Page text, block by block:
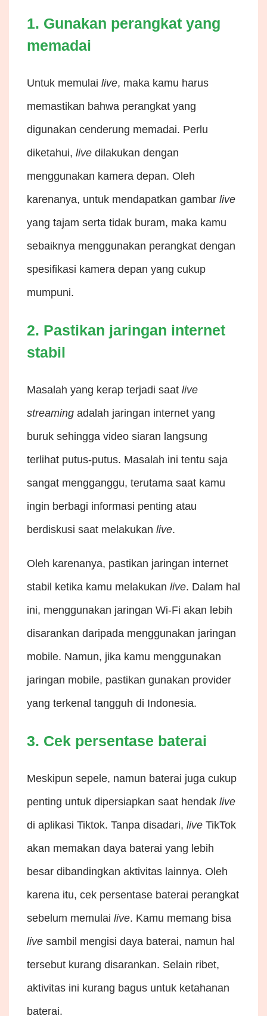
1. Gunakan perangkat yang
memadai
Untuk memulai live, maka kamu harus
memastikan bahwa perangkat yang
digunakan cenderung memadai. Perlu
diketahui, live dilakukan dengan
menggunakan kamera depan. Oleh
karenanya, untuk mendapatkan gambar live
yang tajam serta tidak buram, maka kamu
sebaiknya menggunakan perangkat dengan
spesifikasi kamera depan yang cukup
mumpuni.
2. Pastikan jaringan internet
stabil
Masalah yang kerap terjadi saat live
streaming adalah jaringan internet yang
buruk sehingga video siaran langsung
terlihat putus-putus. Masalah ini tentu saja
sangat mengganggu, terutama saat kamu
ingin berbagi informasi penting atau
berdiskusi saat melakukan live.
Oleh karenanya, pastikan jaringan internet
stabil ketika kamu melakukan live. Dalam hal
ini, menggunakan jaringan Wi-Fi akan lebih
disarankan daripada menggunakan jaringan
mobile. Namun, jika kamu menggunakan
jaringan mobile, pastikan gunakan provider
yang terkenal tangguh di Indonesia.
3. Cek persentase baterai
Meskipun sepele, namun baterai juga cukup
penting untuk dipersiapkan saat hendak live
di aplikasi Tiktok. Tanpa disadari, live TikTok
akan memakan daya baterai yang lebih
besar dibandingkan aktivitas lainnya. Oleh
karena itu, cek persentase baterai perangkat
sebelum memulai live. Kamu memang bisa
live sambil mengisi daya baterai, namun hal
tersebut kurang disarankan. Selain ribet,
aktivitas ini kurang bagus untuk ketahanan
baterai.